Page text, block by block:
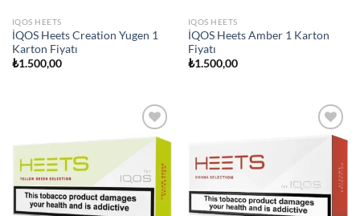
IQOS HEETS
İQOS Heets Creation Yugen 1
Karton Fiyatı
₺1.500,00
IQOS HEETS
İQOS Heets Amber 1 Karton
Fiyatı
₺1.500,00
Add to
wishlist
Add to